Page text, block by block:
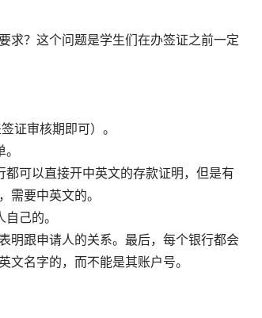
？这个问题是学生们在办签证之前一定
审核期即可）。
可以直接开中英文的存款证明，但是有
需要中英文的。
己的。
跟申请人的关系。最后，每个银行都会
名字的，而不能是其账户号。